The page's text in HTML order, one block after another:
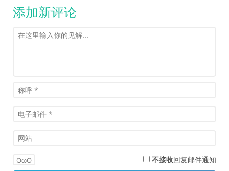
添加新评论
OωO 不接收回复邮件通知